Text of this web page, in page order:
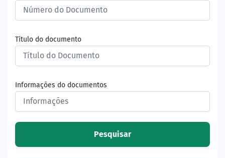
Título do documento
Informações do documentos
Pesquisar